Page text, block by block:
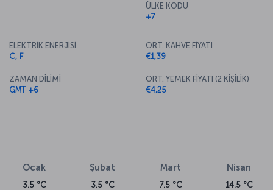
ÜLKE KODU
+7
ELEKTRİK ENERJİSİ
C, F
ZAMAN DİLİMİ
GMT +6
ORT. KAHVE FİYATI
€1,39
ORT. YEMEK FİYATI (2 KİŞİLİK)
€4,25
Ocak
3.5 °C
Şubat
3.5 °C
Mart
7.5 °C
Nisan
14.5 °C